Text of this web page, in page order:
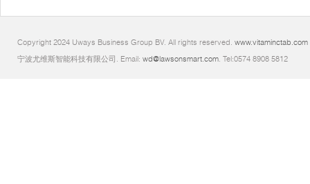
Copyright 2024 Uways Business Group BV. All rights reserved. www.vitaminctab.com
宁波尤维斯智能科技有限公司. Email: wd@lawsonsmart.com. Tel:0574 8908 5812